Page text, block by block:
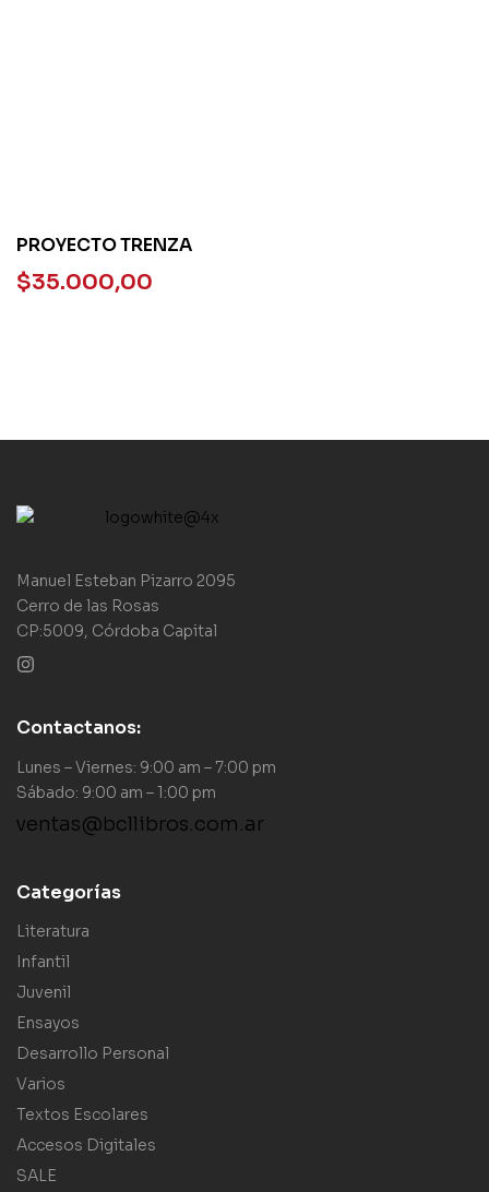
PROYECTO TRENZA
$35.000,00
Manuel Esteban Pizarro 2095
Cerro de las Rosas
CP:5009, Córdoba Capital
Contactanos:
Lunes – Viernes: 9:00 am – 7:00 pm
Sábado: 9:00 am – 1:00 pm
ventas@bcllibros.com.ar
Categorías
Literatura
Infantil
Juvenil
Ensayos
Desarrollo Personal
Varios
Textos Escolares
Accesos Digitales
SALE